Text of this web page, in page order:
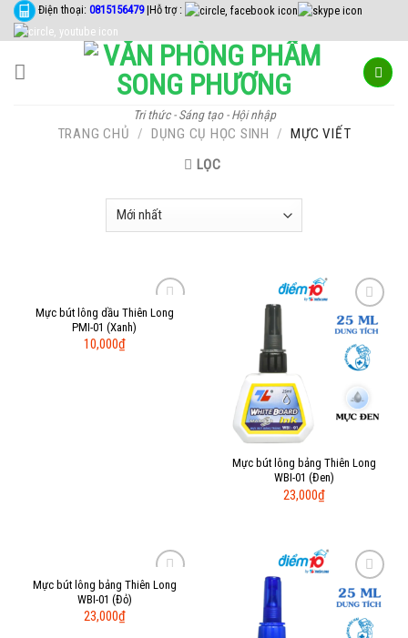
Skip
Điện thoại: 0815156479 |Hỗ trợ :
Tri thức - Sáng tạo - Hội nhập
TRANG CHỦ / DỤNG CỤ HỌC SINH / MỰC VIẾT
LỌC
Add to
Mực bút lông dầu Thiên Long
PMI-01 (Xanh)
10,000₫
Add to
Wishlist
Mực bút lông bảng Thiên Long
WBI-01 (Đen)
23,000₫
Add to
Mực bút lông bảng Thiên Long
WBI-01 (Đỏ)
23,000₫
Add to
Wishlist